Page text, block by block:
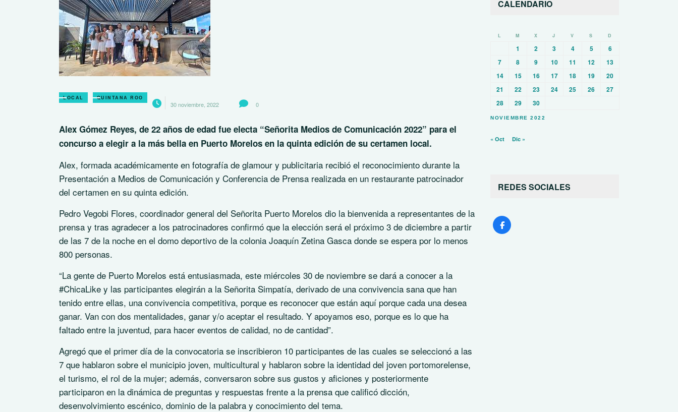
LOCAL QUINTANA ROO
30 noviembre, 2022 0
Alex Gómez Reyes, de 22 años de edad fue electa “Señorita Medios de Comunicación 2022” para el
concurso a elegir a la más bella en Puerto Morelos en la quinta edición de su certamen local.
Alex, formada académicamente en fotografía de glamour y publicitaria recibió el reconocimiento durante la
Presentación a Medios de Comunicación y Conferencia de Prensa realizada en un restaurante patrocinador
del certamen en su quinta edición.
Pedro Vegobi Flores, coordinador general del Señorita Puerto Morelos dio la bienvenida a representantes de la
prensa y tras agradecer a los patrocinadores confirmó que la elección será el próximo 3 de diciembre a partir
de las 7 de la noche en el domo deportivo de la colonia Joaquín Zetina Gasca donde se espera por lo menos
800 personas.
“La gente de Puerto Morelos está entusiasmada, este miércoles 30 de noviembre se dará a conocer a la
#ChicaLike y las participantes elegirán a la Señorita Simpatía, derivado de una convivencia sana que han
tenido entre ellas, una convivencia competitiva, porque es reconocer que están aquí porque cada una desea
ganar. Van con dos mentalidades, ganar y/o aceptar el resultado. Y apoyamos eso, porque es lo que ha
faltado entre la juventud, para hacer eventos de calidad, no de cantidad”.
Agregó que el primer día de la convocatoria se inscribieron 10 participantes de las cuales se seleccionó a las
7 que hablaron sobre el municipio joven, multicultural y hablaron sobre la identidad del joven portomorelense,
el turismo, el rol de la mujer; además, conversaron sobre sus gustos y aficiones y posteriormente
participaron en la dinámica de preguntas y respuestas frente a la prensa que calificó dicción,
desenvolvimiento escénico, dominio de la palabra y conocimiento del tema.
CALENDARIO
NOVIEMBRE 2022
L M X J V S D
1 2 3 4 5
6
7
8 9 10 11 12
13
14
15 16 17 18 19
20
21
22 23 24 25 26
27
28
29 30
« Oct Dic »
REDES SOCIALES